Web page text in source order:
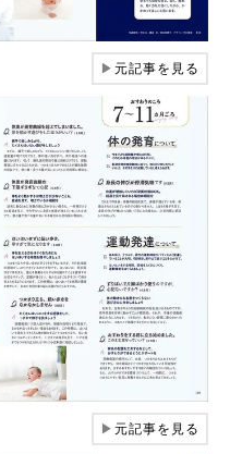
▶元記事を見る
▶元記事を見る